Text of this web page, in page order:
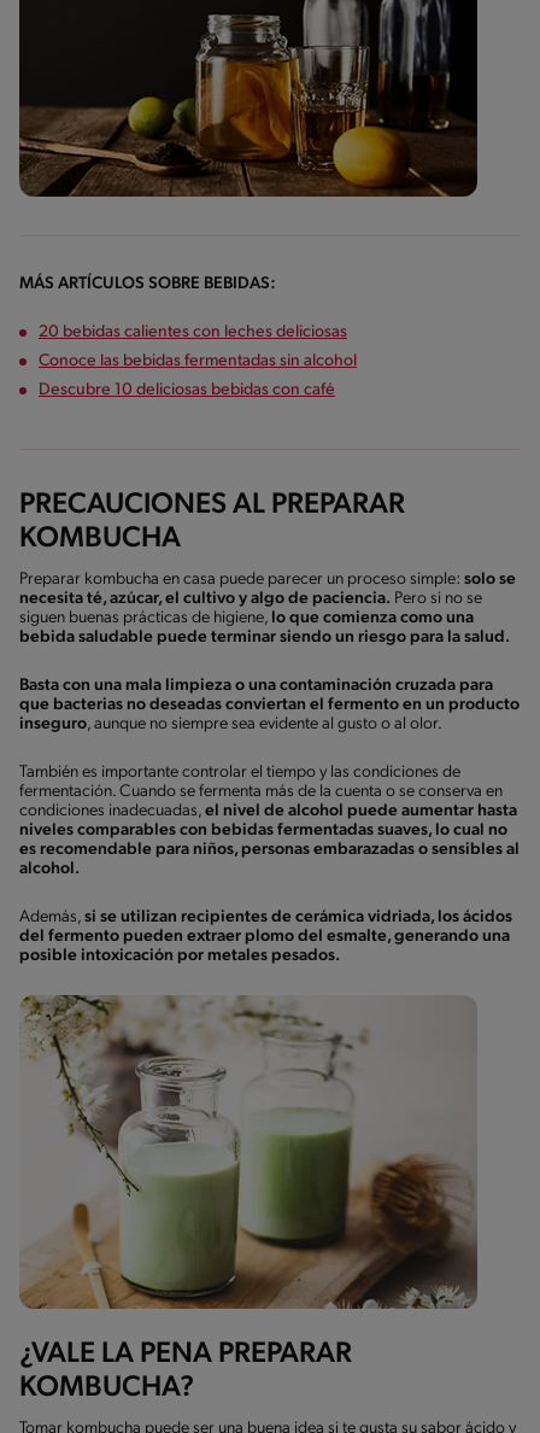
MÁS ARTÍCULOS SOBRE BEBIDAS:
20 bebidas calientes con leches deliciosas
Conoce las bebidas fermentadas sin alcohol
Descubre 10 deliciosas bebidas con café
PRECAUCIONES AL PREPARAR
KOMBUCHA
Preparar kombucha en casa puede parecer un proceso simple: solo se
necesita té, azúcar, el cultivo y algo de paciencia. Pero si no se
siguen buenas prácticas de higiene, lo que comienza como una
bebida saludable puede terminar siendo un riesgo para la salud.
Basta con una mala limpieza o una contaminación cruzada para
que bacterias no deseadas conviertan el fermento en un producto
inseguro, aunque no siempre sea evidente al gusto o al olor.
También es importante controlar el tiempo y las condiciones de
fermentación. Cuando se fermenta más de la cuenta o se conserva en
condiciones inadecuadas, el nivel de alcohol puede aumentar hasta
niveles comparables con bebidas fermentadas suaves, lo cual no
es recomendable para niños, personas embarazadas o sensibles al
alcohol.
Además, si se utilizan recipientes de cerámica vidriada, los ácidos
del fermento pueden extraer plomo del esmalte, generando una
posible intoxicación por metales pesados.
¿VALE LA PENA PREPARAR
KOMBUCHA?
Tomar kombucha puede ser una buena idea si te gusta su sabor ácido y